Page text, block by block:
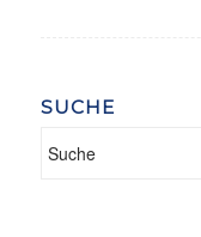
SUCHE